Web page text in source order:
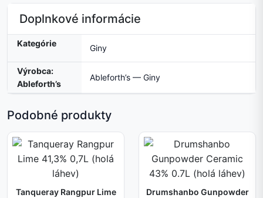
Doplnkové informácie
Kategórie Giny
Výrobca:
Ableforth’s
Ableforth’s — Giny
Podobné produkty
Tanqueray Rangpur Lime
Drumshanbo Gunpowder